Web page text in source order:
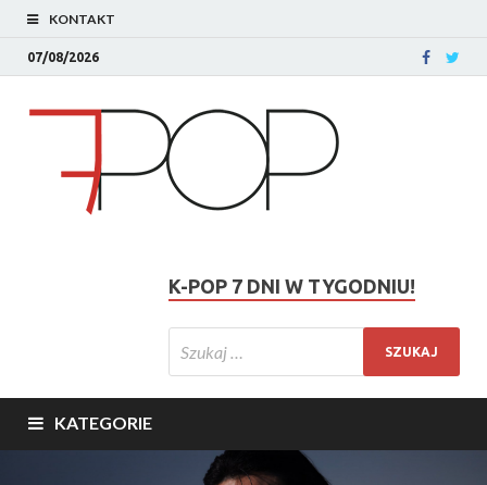
KONTAKT
07/08/2026
K-POP 7 DNI W TYGODNIU!
KATEGORIE